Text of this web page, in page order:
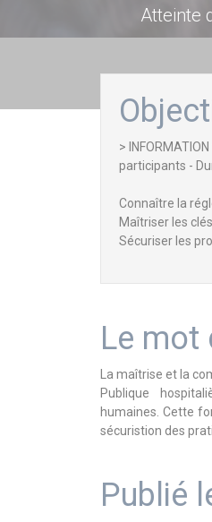
Atteinte
>
participants -
Connaître la
Maîtriser les
Sécuriser les
Le mot
La maîtrise et la
Publique
humaines. Cette
sécuristion des
Publié